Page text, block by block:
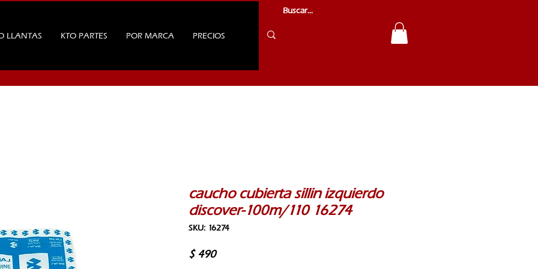
LLANTAS KTO PARTES POR MARCA PRECIOS
caucho cubierta sillin izquierdo
discover-100m/110 16274
SKU: 16274
$ 490Precio